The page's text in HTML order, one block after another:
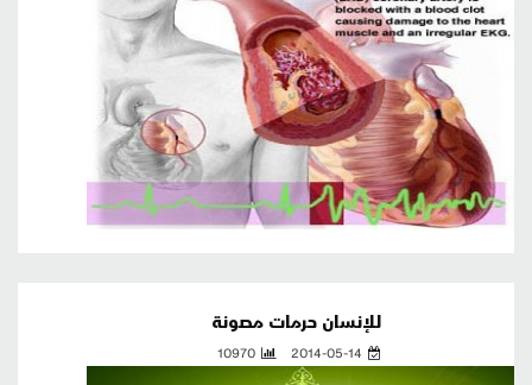
للإنسان حرمات مصونة
2014-05-14
10970